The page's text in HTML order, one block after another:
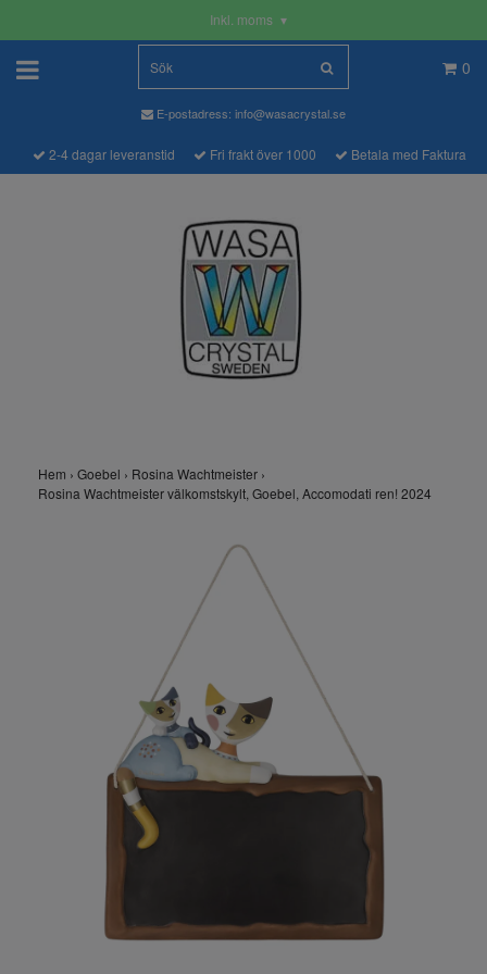
Inkl. moms ▾
0
E-postadress: info@wasacrystal.se
2-4 dagar leveranstid Fri frakt över 1000 Betala med Faktura
Hem › Goebel › Rosina Wachtmeister ›
Rosina Wachtmeister välkomstskylt, Goebel, Accomodati ren! 2024